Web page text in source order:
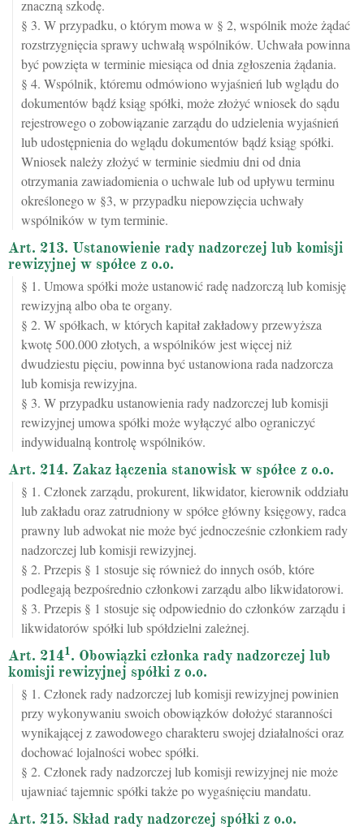
znaczną szkodę.
§ 3. W przypadku, o którym mowa w § 2, wspólnik może żądać
rozstrzygnięcia sprawy uchwałą wspólników. Uchwała powinna
być powzięta w terminie miesiąca od dnia zgłoszenia żądania.
§ 4. Wspólnik, któremu odmówiono wyjaśnień lub wglądu do
dokumentów bądź ksiąg spółki, może złożyć wniosek do sądu
rejestrowego o zobowiązanie zarządu do udzielenia wyjaśnień
lub udostępnienia do wglądu dokumentów bądź ksiąg spółki.
Wniosek należy złożyć w terminie siedmiu dni od dnia
otrzymania zawiadomienia o uchwale lub od upływu terminu
określonego w §3, w przypadku niepowzięcia uchwały
wspólników w tym terminie.
Art. 213. Ustanowienie rady nadzorczej lub komisji
rewizyjnej w spółce z o.o.
§ 1. Umowa spółki może ustanowić radę nadzorczą lub komisję
rewizyjną albo oba te organy.
§ 2. W spółkach, w których kapitał zakładowy przewyższa
kwotę 500.000 złotych, a wspólników jest więcej niż
dwudziestu pięciu, powinna być ustanowiona rada nadzorcza
lub komisja rewizyjna.
§ 3. W przypadku ustanowienia rady nadzorczej lub komisji
rewizyjnej umowa spółki może wyłączyć albo ograniczyć
indywidualną kontrolę wspólników.
Art. 214. Zakaz łączenia stanowisk w spółce z o.o.
§ 1. Członek zarządu, prokurent, likwidator, kierownik oddziału
lub zakładu oraz zatrudniony w spółce główny księgowy, radca
prawny lub adwokat nie może być jednocześnie członkiem rady
nadzorczej lub komisji rewizyjnej.
§ 2. Przepis § 1 stosuje się również do innych osób, które
podlegają bezpośrednio członkowi zarządu albo likwidatorowi.
§ 3. Przepis § 1 stosuje się odpowiednio do członków zarządu i
likwidatorów spółki lub spółdzielni zależnej.
Art. 2141. Obowiązki członka rady nadzorczej lub
komisji rewizyjnej spółki z o.o.
§ 1. Członek rady nadzorczej lub komisji rewizyjnej powinien
przy wykonywaniu swoich obowiązków dołożyć staranności
wynikającej z zawodowego charakteru swojej działalności oraz
dochować lojalności wobec spółki.
§ 2. Członek rady nadzorczej lub komisji rewizyjnej nie może
ujawniać tajemnic spółki także po wygaśnięciu mandatu.
Art. 215. Skład rady nadzorczej spółki z o.o.